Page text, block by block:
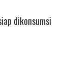
dikonsumsi